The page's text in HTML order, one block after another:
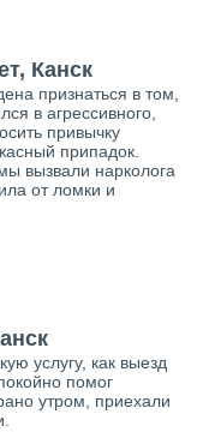
Канск
признаться в том,
в агрессивного,
привычку
припадок.
вызвали нарколога
от ломки и
услугу, как выезд
помог
утром, приехали